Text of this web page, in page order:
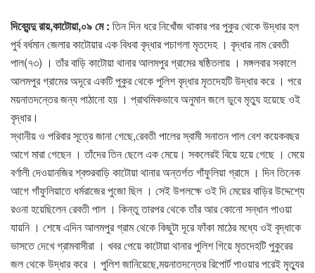
দিব্যেন্দু রায়,কাটোয়া,০৯ মে : তিন দিন ধরে নিখোঁজ থাকার পর পুকুর থেকে উদ্ধার হল
পুর্ব বর্ধমান জেলার কাটোয়ার এক বিধবা বৃদ্ধার পচাগলা মৃতদেহ । বৃদ্ধার নাম রেবতী
পাল(৭৩) । তাঁর বাড়ি কাটোয়া থানার আলমপুর গ্রামের ষষ্ঠিতলায় । মঙ্গলবার সকালে
আলমপুর গ্রামের অদূরে একটি পুকুর থেকে পুলিশ বৃদ্ধার মৃতদেহটি উদ্ধার করে । পরে
ময়নাতদন্তের জন্য পাঠানো হয় । প্রাথমিকভাবে অনুমান জলে ডুবে মৃত্যু হয়েছে ওই
বৃদ্ধার।
স্থানীয় ও পরিবার সূত্রে জানা গেছে,রেবতী পালের স্বামী সনাতন পাল বেশ কয়েকবছর
আগে মারা গেছেন । তাঁদের তিন ছেলে এক মেয়ে। সকলেরই বিয়ে হয়ে গেছে । মেয়ে
বর্ণালী দেওয়ানজির শ্বশুরবাড়ি কাটোয়া থানার অন্তর্গত গাঁফুলিয়া গ্রামে । দিন তিনেক
আগে গাঁফুলিয়াতে ধর্মরাজের পুজো ছিল । সেই উপলক্ষে ওই দি মেয়ের বাড়ির উদ্দেশ্যে
রওনা হয়েছিলেন রেবতী পাল । কিন্তু তারপর থেকে তাঁর আর কোনো সন্ধান পাওয়া
যায়নি । শেষে এদিন আলমপুর গ্রাম থেকে কিছুটা দূরে ফাঁকা মাঠের মধ্যে ওই বৃদ্ধাকে
ভাসতে দেখে গ্রামবাসীরা । খবর পেয়ে কাটোয়া থানার পুলিশ গিয়ে মৃতদেহটি পুকুরের
জল থেকে উদ্ধার করে । পুলিশ জানিয়েছে,ময়নাতদন্তের রিপোর্ট পাওয়ার পরেই মৃত্যুর